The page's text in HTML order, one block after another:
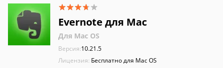
Evernote для Mac
Для Mac OS
Версия:10.21.5
Лицензия: Бесплатно для Mac OS